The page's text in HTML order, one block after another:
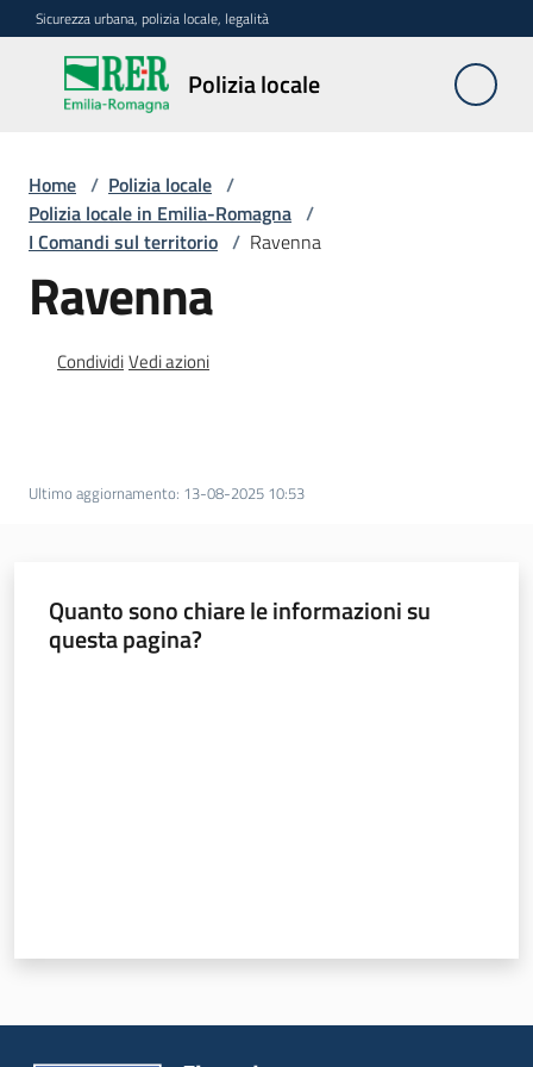
Vai al contenuto
Vai alla navigazione
Vai al footer
Sicurezza urbana, polizia locale, legalità
Polizia locale
Polizia
locale
La
polizia
in
Emilia-
Romagna
Normativa
Servizi
Home / Polizia locale /
Polizia locale in Emilia-Romagna /
I Comandi sul territorio / Ravenna
Ravenna
CondividiVedi azioni
Ultimo aggiornamento: 13-08-2025 10:53
Quanto sono chiare le informazioni su
questa pagina?